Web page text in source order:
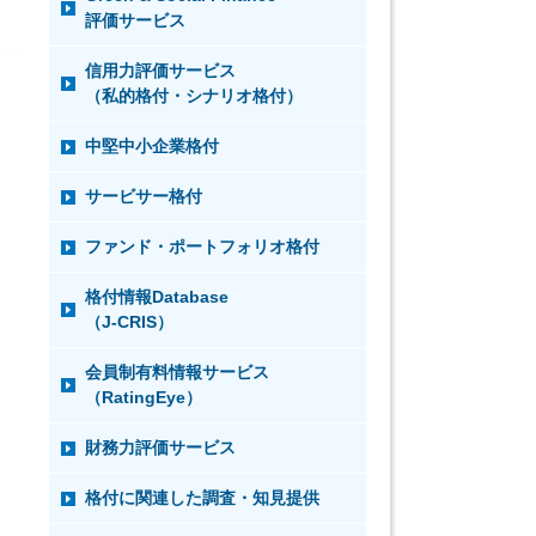
評価サービス
信用力評価サービス
（私的格付・シナリオ格付）
中堅中小企業格付
サービサー格付
ファンド・ポートフォリオ格付
格付情報Database
（J-CRIS）
会員制有料情報サービス
（RatingEye）
財務力評価サービス
格付に関連した調査・知見提供